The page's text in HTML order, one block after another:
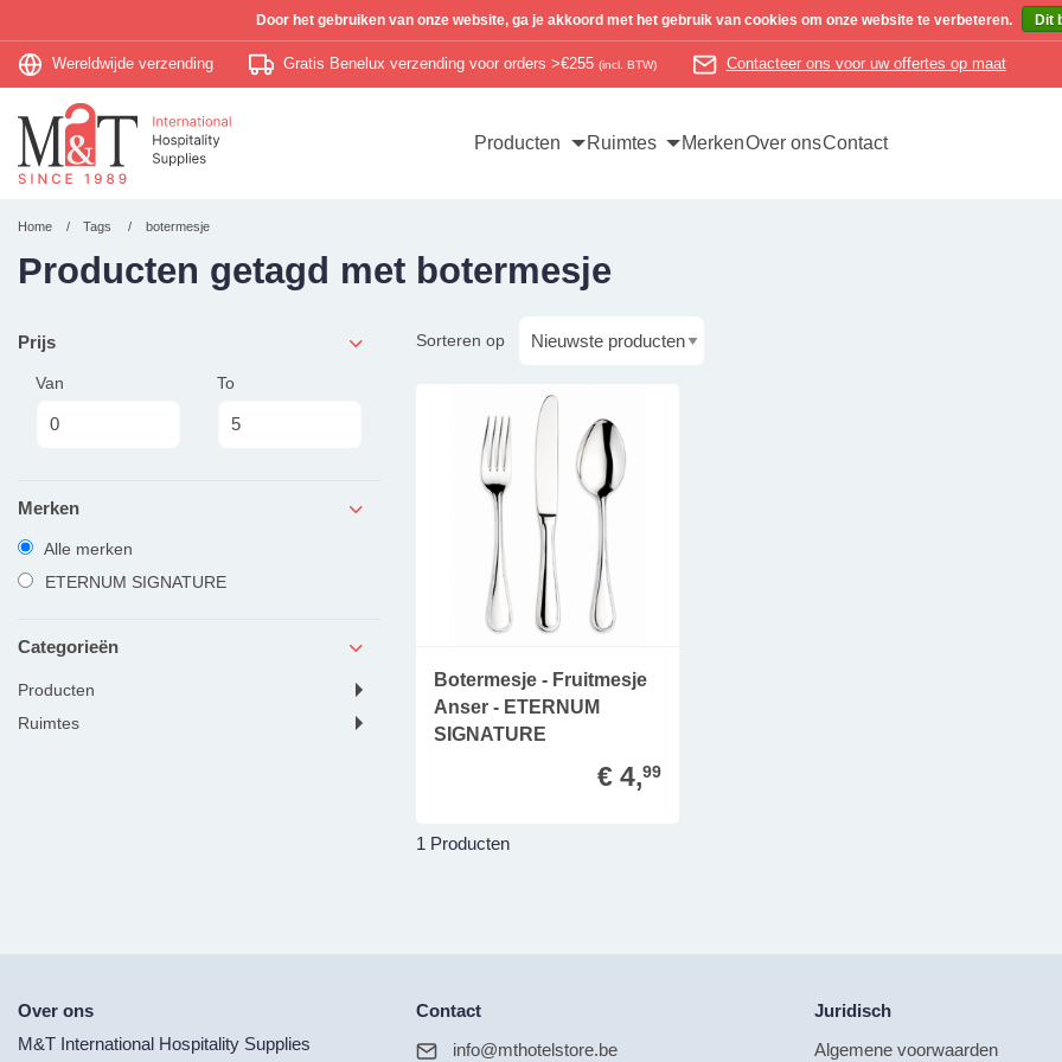
Wereldwijde verzending Gratis Benelux verzending voor orders >€255 (incl. BTW) Contacteer ons voor uw offertes op maat
Producten Ruimtes MerkenOver onsContact
Home Tags botermesje
Producten getagd met botermesje
Prijs
Van To
Merken
Alle merken
ETERNUM SIGNATURE
Categorieën
producten
ruimtes
Sorteren op
Botermesje - Fruitmesje
Anser - ETERNUM
SIGNATURE
€ 4,99
1 Producten
Over ons
M&T International Hospitality Supplies
Contact
info@mthotelstore.be
Juridisch
Algemene voorwaarden
Door het gebruiken van onze website, ga je akkoord met het gebruik van cookies om onze website te verbeteren. Dit